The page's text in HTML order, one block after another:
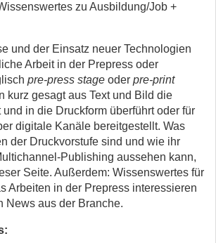
zu Ausbildung/Job +
und der Einsatz neuer Technologien
Arbeit in der Prepress oder
pre-press stage oder pre-print
kurz gesagt aus Text und Bild die
in die Druckform überführt oder für
digitale Kanäle bereitgestellt. Was
der Druckvorstufe sind und wie ihr
Publishing aussehen kann,
Seite. Außerdem: Wissenswertes für
Arbeiten in der Prepress interessieren
News aus der Branche.